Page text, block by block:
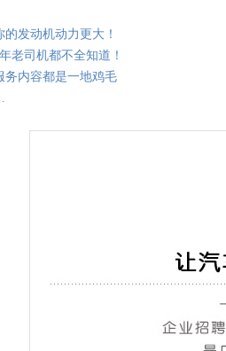
发动机动力更大！
老司机都不全知道！
务内容都是一地鸡毛